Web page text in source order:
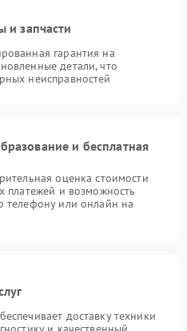
и запчасти
гарантия на
детали, что
неисправностей
и бесплатная
оценка стоимости
платежей и возможность
телефону или онлайн на
доставку техники